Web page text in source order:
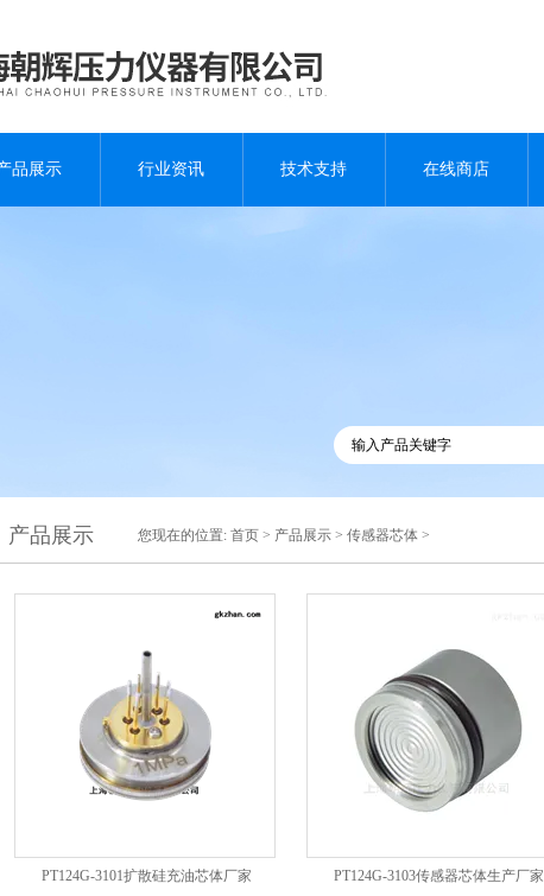
品展示 行业资讯 技术支持 在线商店
产品展示 您现在的位置: 首页 > 产品展示 > 传感器芯体 >
PT124G-3101扩散硅充油芯体厂家 PT124G-3103传感器芯体生产厂家